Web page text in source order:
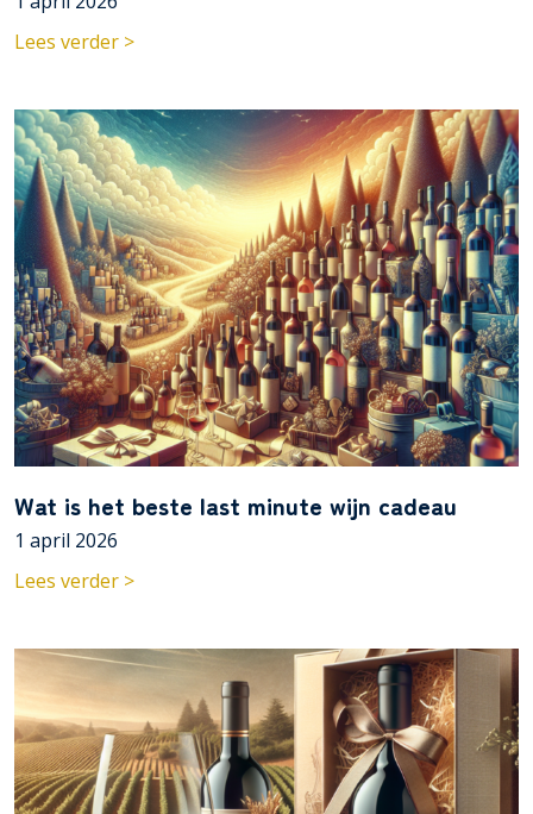
Lees verder >
Wat is het beste last minute wijn cadeau
1 april 2026
Lees verder >